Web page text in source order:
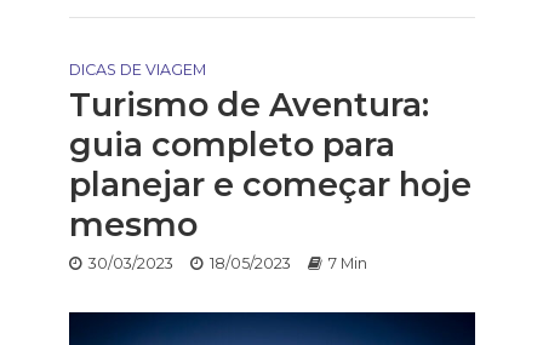
DICAS DE VIAGEM
Turismo de Aventura:
guia completo para
planejar e começar hoje
mesmo
30/03/2023 18/05/2023 7 Min